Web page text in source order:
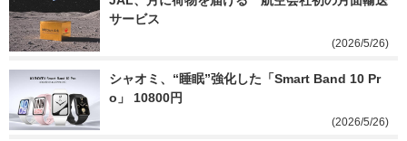
サービス
(2026/5/26)
シャオミ、“睡眠”強化した「Smart Band 10 Pr
o」 10800円
(2026/5/26)